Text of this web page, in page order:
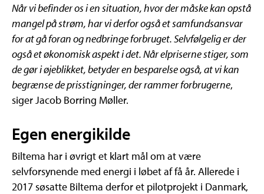
Når vi befinder os i en situation, hvor der måske kan opstå
mangel på strøm, har vi derfor også et samfundsansvar
for at gå foran og nedbringe forbruget. Selvfølgelig er der
også etøkonomisk aspekt i det. Når elpriserne stiger, som
de gør i øjeblikket, betyder en besparelse også, at vi kan
begrænse de prisstigninger, der rammer forbrugerne,
siger Jacob Borring Møller.
Egen energikilde
Biltema har i øvrigt et klart mål om at være
selvforsynende med energi i løbet af få år. Allerede i
2017 søsatte Biltema derfor et pilotprojekt i Danmark,